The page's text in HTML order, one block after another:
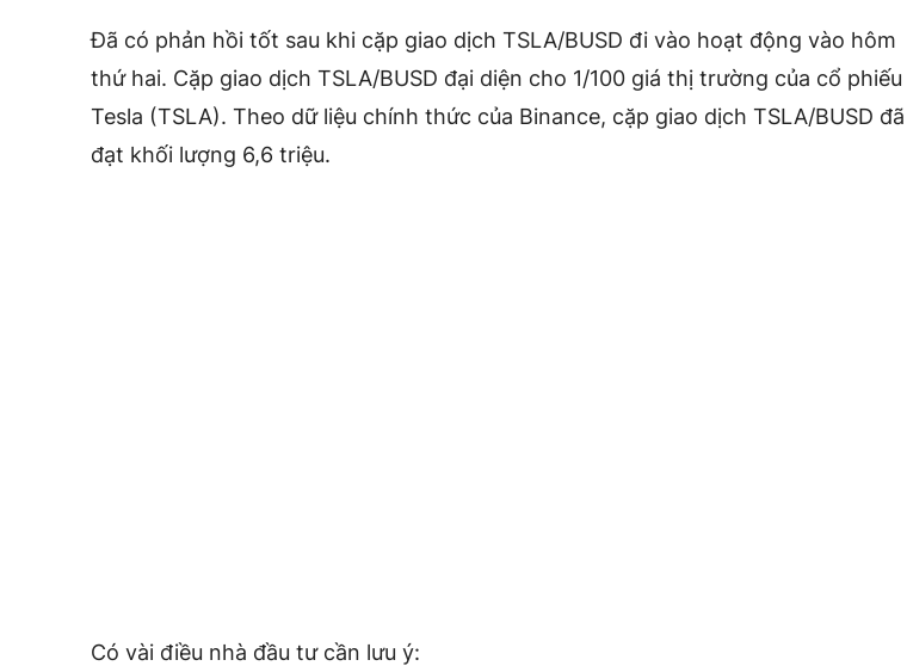
Đã có phản hồi tốt sau khi cặp giao dịch TSLA/BUSD đi vào hoạt động vào hôm
thứ hai. Cặp giao dịch TSLA/BUSD đại diện cho 1/100 giá thị trường của cổ phiếu
Tesla (TSLA). Theo dữ liệu chính thức của Binance, cặp giao dịch TSLA/BUSD đã
đạt khối lượng 6,6 triệu.
Có vài điều nhà đầu tư cần lưu ý: